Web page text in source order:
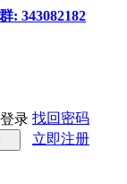
: 343082182
录 找回密码
立即注册